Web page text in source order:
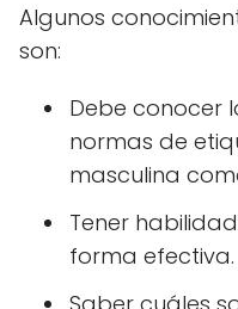
Algunos
son:
Debe conocer
normas de
masculina
Tener
forma efectiva.